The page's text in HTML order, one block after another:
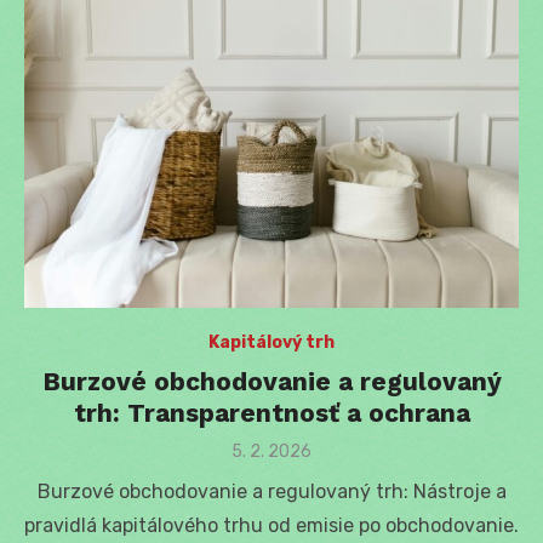
Kapitálový trh
Burzové obchodovanie a regulovaný
trh: Transparentnosť a ochrana
Posted
5. 2. 2026
Burzové obchodovanie a regulovaný trh: Nástroje a
pravidlá kapitálového trhu od emisie po obchodovanie.